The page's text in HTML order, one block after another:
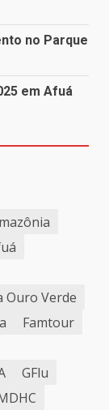
no Parque
em Afuá
Ouro Verde
Famtour
GFlu